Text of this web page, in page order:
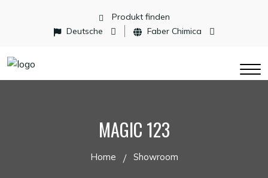
Produkt finden
Deutsche
Faber Chimica
MAGIC 123
Home Showroom